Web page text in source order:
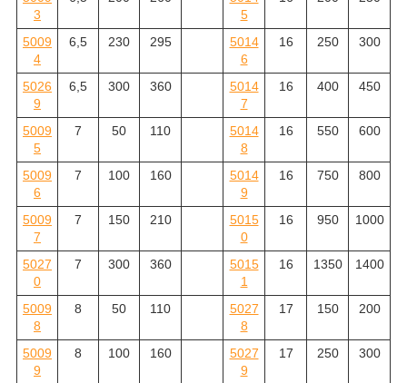
3
5
5009
4
6,5 230 295
5014
6
16 250 300
5026
9
6,5 300 360
5014
7
16 400 450
5009
5
7 50 110
5014
8
16 550 600
5009
6
7 100 160
5014
9
16 750 800
5009
7
7 150 210
5015
0
16 950 1000
5027
0
7 300 360
5015
1
16 1350 1400
5009
8
8 50 110
5027
8
17 150 200
5009
9
8 100 160
5027
9
17 250 300